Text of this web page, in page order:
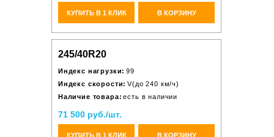
КУПИТЬ В 1 КЛИК В КОРЗИНУ
245/40R20
Индекс нагрузки: 99
Индекс скорости: V(до 240 км/ч)
Наличие товара: есть в наличии
71 500 руб./шт.
КУПИТЬ В 1 КЛИК В КОРЗИНУ